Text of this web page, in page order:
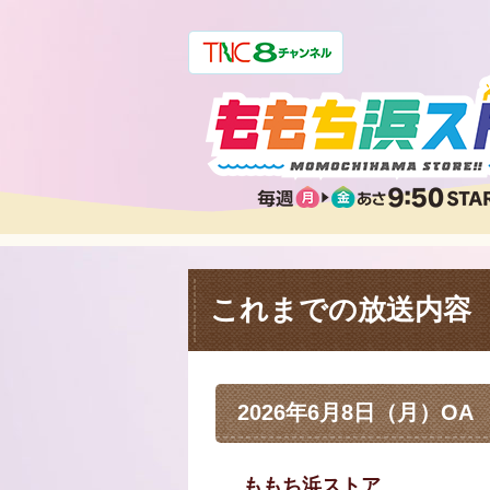
これまでの放送内容
2026年6月8日（月）OA
ももち浜ストア